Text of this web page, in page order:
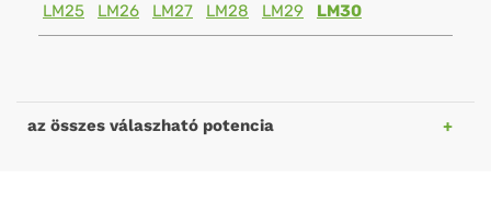
LM25
LM26 LM27 LM28 LM29 LM30
az összes válaszható potencia